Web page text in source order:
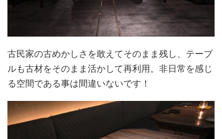
古民家の古めかしさを敢えてそのまま残し、テーブ
ルも古材をそのまま活かして再利用。非日常を感じ
る空間である事は間違いないです！